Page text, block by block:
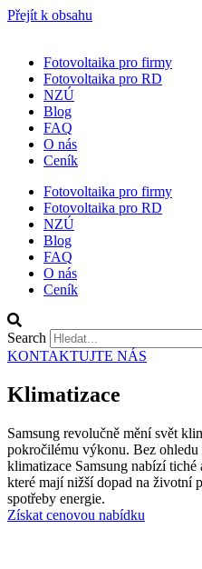
Přejít k obsahu
Fotovoltaika pro firmy
Fotovoltaika pro RD
NZÚ
Blog
FAQ
O nás
Ceník
Fotovoltaika pro firmy
Fotovoltaika pro RD
NZÚ
Blog
FAQ
O nás
Ceník
Search
KONTAKTUJTE NÁS
Klimatizace
Samsung revolučně mění svět
pokročilému výkonu. Bez
klimatizace Samsung nabízí tiché
které mají nižší dopad na životní
spotřeby energie.
Získat cenovou nabídku